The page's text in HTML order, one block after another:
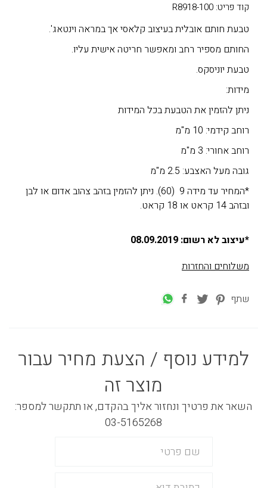
קוד פריט: R8918-100
טבעת חותם אובלית בעיצוב קלאסי אך במראה וינטאג'.
החותם מספיר רחב ומאפשר חריטה אישית עליו.
טבעת יוניסקס.
מידות:
ניתן להזמין את הטבעת בכל המידות
רוחב קידמי: 10 מ"מ
רוחב אחורי: 3 מ"מ
גובה מעל האצבע: 2.5 מ"מ
*המחיר עד מידה 9 (60). ניתן להזמין בזהב צהוב אדום או לבן
ובזהב 14 קראט או 18 קראט.
*עיצוב לא רשום: 08.09.2019
משלוחים והחזרות
שתף
למידע נוסף / הצעת מחיר עבור
מוצר זה
השאר את פרטיך ונחזור אליך בהקדם, או תתקשר למספר:
03-5165268